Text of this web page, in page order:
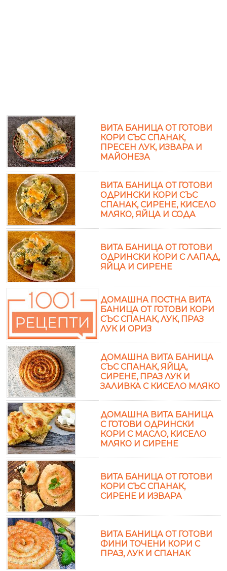
ВИТА БАНИЦА ОТ ГОТОВИ
КОРИ СЪС СПАНАК,
ПРЕСЕН ЛУК, ИЗВАРА И
МАЙОНЕЗА
ВИТА БАНИЦА ОТ ГОТОВИ
ОДРИНСКИ КОРИ СЪС
СПАНАК, СИРЕНЕ, КИСЕЛО
МЛЯКО, ЯЙЦА И СОДА
ВИТА БАНИЦА ОТ ГОТОВИ
ОДРИНСКИ КОРИ С ЛАПАД,
ЯЙЦА И СИРЕНЕ
ДОМАШНА ПОСТНА ВИТА
БАНИЦА ОТ ГОТОВИ КОРИ
СЪС СПАНАК, ЛУК, ПРАЗ
ЛУК И ОРИЗ
ДОМАШНА ВИТА БАНИЦА
СЪС СПАНАК, ЯЙЦА,
СИРЕНЕ, ПРАЗ ЛУК И
ЗАЛИВКА С КИСЕЛО МЛЯКО
ДОМАШНА ВИТА БАНИЦА
С ГОТОВИ ОДРИНСКИ
КОРИ С МАСЛО, КИСЕЛО
МЛЯКО И СИРЕНЕ
ВИТА БАНИЦА ОТ ГОТОВИ
КОРИ СЪС СПАНАК,
СИРЕНЕ И ИЗВАРА
ВИТА БАНИЦА ОТ ГОТОВИ
ФИНИ ТОЧЕНИ КОРИ С
ПРАЗ, ЛУК И СПАНАК